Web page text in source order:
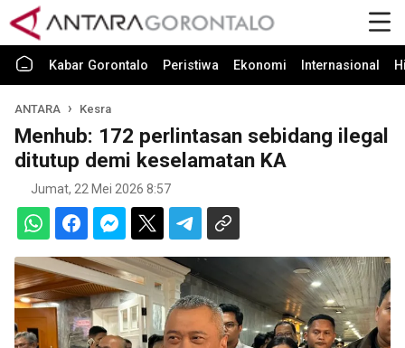
Kabar Gorontalo Peristiwa Ekonomi Internasional
ANTARA Kesra
Menhub: 172 perlintasan sebidang ilegal
ditutup demi keselamatan KA
Jumat, 22 Mei 2026 8:57